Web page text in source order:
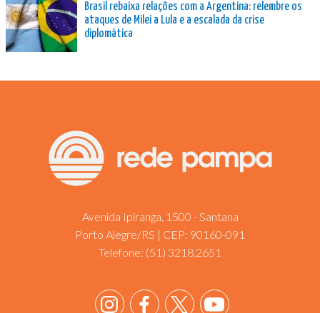
Brasil rebaixa relações com a Argentina: relembre os
ataques de Milei a Lula e a escalada da crise
diplomática
Avenida Ipiranga, 1500 - Santana
Porto Alegre/RS | CEP: 90160-091
Telefone: (51) 3218.2651